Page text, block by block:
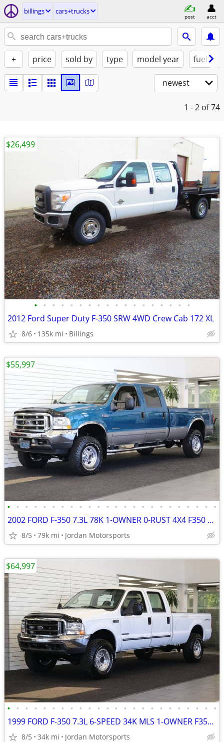
billings cars+trucks
post acct
+ price sold by type model year fuel
newest
1 - 2 of 74
• • • • • • • • • • • • • • • • • •
2012 Ford Super Duty F-350 SRW 4WD Crew Cab 172 XL
8/6 135k mi Billings
$26,499
• • • • • • • • • • • • • • • • • • • • • • • •
2002 FORD F-350 7.3L 78K 1-OWNER 0-RUST 4X4 F350 F250 2003 2001 2000
8/5 79k mi Jordan Motorsports
$55,997
• • • • • • • • • • • • • • • • • • • • • • • •
1999 FORD F-350 7.3L 6-SPEED 34K MLS 1-OWNER F350 F250 2000 2001 2002
8/5 34k mi Jordan Motorsports
$64,997